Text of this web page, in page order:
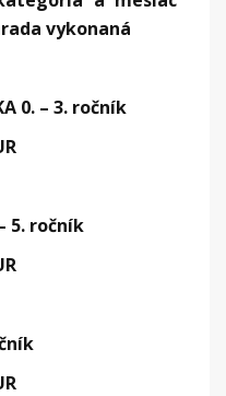
vykonaná
0. – 3. ročník
5. ročník